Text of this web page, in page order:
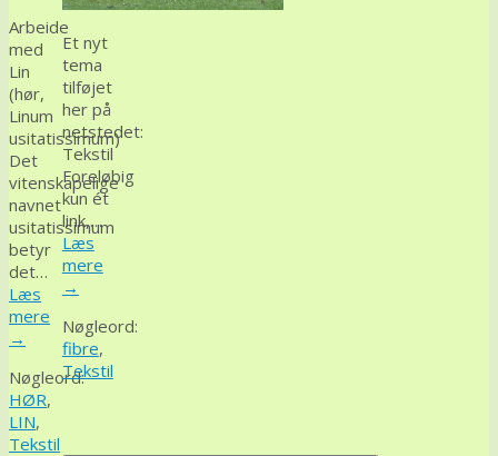
Arbeide
med
Lin
(hør,
Linum
usitatissimum)
Det
vitenskapelige
navnet
usitatissimum
betyr
det…
Læs
mere
→
Nøgleord:
HØR,
LIN,
Tekstil
Et nyt
tema
tilføjet
her på
netstedet:
Tekstil
Foreløbig
kun ét
link,…
Læs
mere
→
Nøgleord:
fibre,
Tekstil